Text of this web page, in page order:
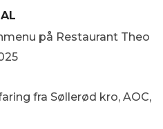
på Restaurant Theo
fra Søllerød kro, AOC,